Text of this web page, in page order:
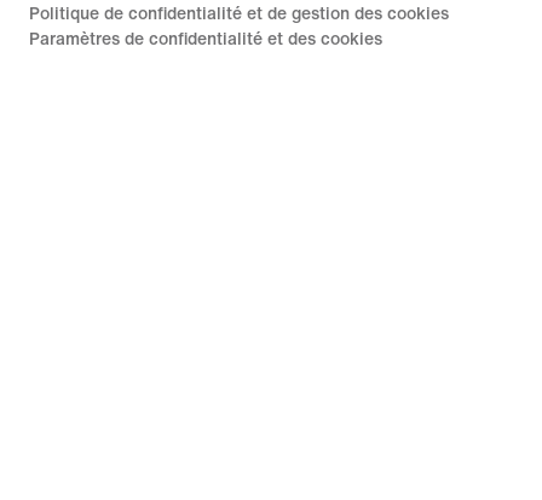
Politique de confidentialité et de gestion des cookies
Paramètres de confidentialité et des cookies